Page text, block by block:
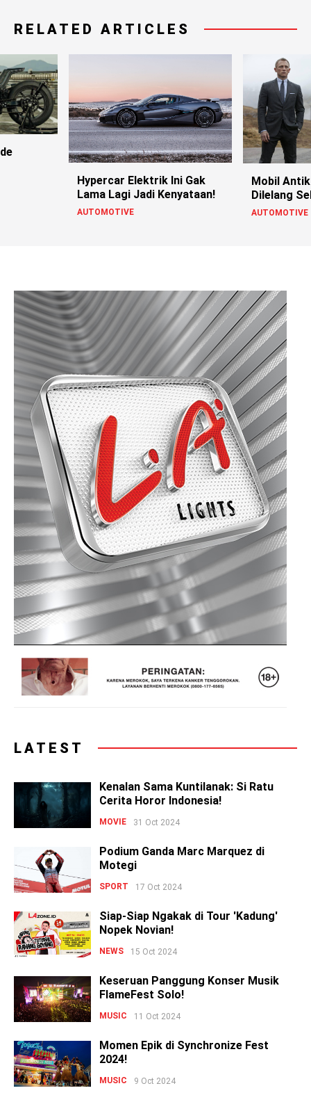
RELATED ARTICLES
Hypercar Elektrik Ini Gak
Lama Lagi Jadi Kenyataan!
AUTOMOTIVE
Mobil
Dilelang
AUTOMOTIVE
LATEST
Kenalan Sama Kuntilanak: Si Ratu
Cerita Horor Indonesia!
MOVIE 31 Oct 2024
Podium Ganda Marc Marquez di
Motegi
SPORT 17 Oct 2024
Siap-Siap Ngakak di Tour 'Kadung'
Nopek Novian!
NEWS 15 Oct 2024
Keseruan Panggung Konser Musik
FlameFest Solo!
MUSIC 11 Oct 2024
Momen Epik di Synchronize Fest
2024!
MUSIC 9 Oct 2024